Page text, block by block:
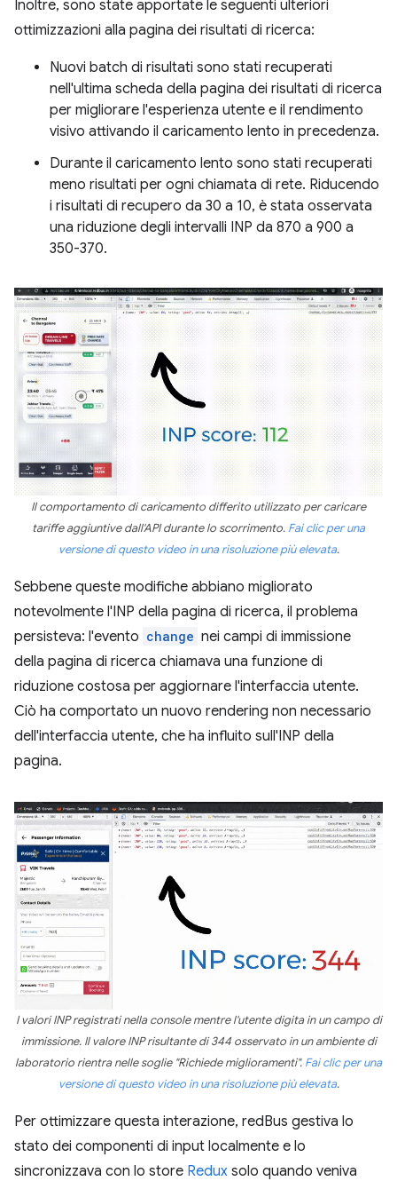
Inoltre, sono state apportate le seguenti ulteriori
ottimizzazioni alla pagina dei risultati di ricerca:
Nuovi batch di risultati sono stati recuperati
nell'ultima scheda della pagina dei risultati di ricerca
per migliorare l'esperienza utente e il rendimento
visivo attivando il caricamento lento in precedenza.
Durante il caricamento lento sono stati recuperati
meno risultati per ogni chiamata di rete. Riducendo
i risultati di recupero da 30 a 10, è stata osservata
una riduzione degli intervalli INP da 870 a 900 a
350-370.
Il comportamento di caricamento differito utilizzato per caricare
tariffe aggiuntive dall'API durante lo scorrimento. Fai clic per una
versione di questo video in una risoluzione più elevata.
Sebbene queste modifiche abbiano migliorato
notevolmente l'INP della pagina di ricerca, il problema
persisteva: l'evento change nei campi di immissione
della pagina di ricerca chiamava una funzione di
riduzione costosa per aggiornare l'interfaccia utente.
Ciò ha comportato un nuovo rendering non necessario
dell'interfaccia utente, che ha influito sull'INP della
pagina.
I valori INP registrati nella console mentre l'utente digita in un campo di
immissione. Il valore INP risultante di 344 osservato in un ambiente di
laboratorio rientra nelle soglie "Richiede miglioramenti". Fai clic per una
versione di questo video in una risoluzione più elevata.
Per ottimizzare questa interazione, redBus gestiva lo
stato dei componenti di input localmente e lo
sincronizzava con lo store Redux solo quando veniva